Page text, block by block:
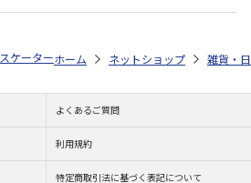
スケーター ケース付粘着クリーナー くまのプ
ホーム ネットショップ 雑貨・
よくあるご質問
利用規約
特定商取引法に基づく表記について